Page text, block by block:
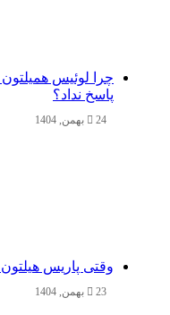
چرا لوئیس
پاسخ نداد؟
24 بهمن, 1404
وقتی پاریس
23 بهمن, 1404